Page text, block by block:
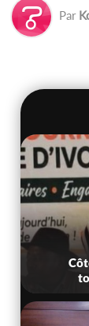
Par